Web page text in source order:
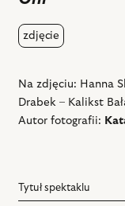
zdjęcie
Na zdjęciu: Hanna
Drabek – Kalikst
Autor fotografii:
Tytuł spektaklu